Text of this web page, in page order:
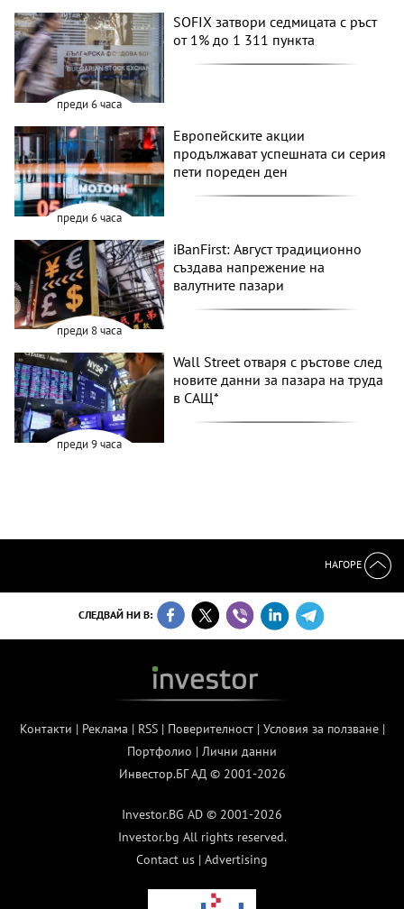
преди 6 часа
SOFIX затвори седмицата с ръст
от 1% до 1 311 пункта
преди 6 часа
Европейските акции
продължават успешната си серия
пети пореден ден
преди 8 часа
iBanFirst: Август традиционно
създава напрежение на
валутните пазари
преди 9 часа
Wall Street отваря с ръстове след
новите данни за пазара на труда
в САЩ*
НАГОРЕ
СЛЕДВАЙ НИ В:
Контакти | Реклама | RSS| Поверителност| Условия за ползване|
Портфолио | Лични данни
Инвестор.БГ АД © 2001-2026
Investor.BG AD © 2001-2026
Investor.bg All rights reserved.
Contact us | Advertising